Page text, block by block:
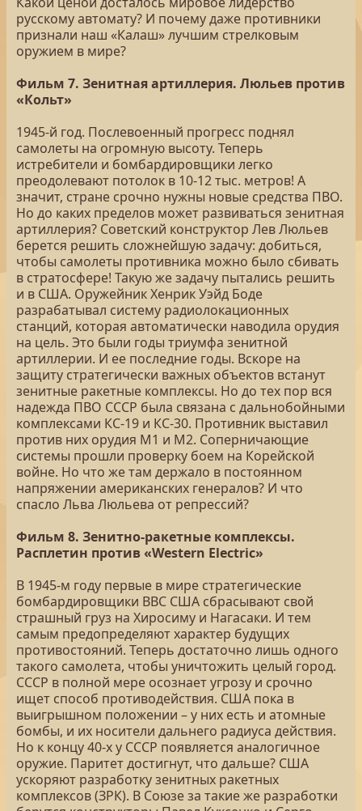
русскому автомату? И почему даже противники
признали наш «Калаш» лучшим стрелковым
оружием в мире?
Фильм 7. Зенитная артиллерия. Люльев против
«Кольт»
1945-й год. Послевоенный прогресс поднял
самолеты на огромную высоту. Теперь
истребители и бомбардировщики легко
преодолевают потолок в 10-12 тыс. метров! А
значит, стране срочно нужны новые средства ПВО.
Но до каких пределов может развиваться зенитная
артиллерия? Советский конструктор Лев Люльев
берется решить сложнейшую задачу: добиться,
чтобы самолеты противника можно было сбивать
в стратосфере! Такую же задачу пытались решить
и в США. Оружейник Хенрик Уэйд Боде
разрабатывал систему радиолокационных
станций, которая автоматически наводила орудия
на цель. Это были годы триумфа зенитной
артиллерии. И ее последние годы. Вскоре на
защиту стратегически важных объектов встанут
зенитные ракетные комплексы. Но до тех пор вся
надежда ПВО СССР была связана с дальнобойными
комплексами КС-19 и КС-30. Противник выставил
против них орудия М1 и М2. Соперничающие
системы прошли проверку боем на Корейской
войне. Но что же там держало в постоянном
напряжении американских генералов? И что
спасло Льва Люльева от репрессий?
Фильм 8. Зенитно-ракетные комплексы.
Расплетин против «Western Electric»
В 1945-м году первые в мире стратегические
бомбардировщики ВВС США сбрасывают свой
страшный груз на Хиросиму и Нагасаки. И тем
самым предопределяют характер будущих
противостояний. Теперь достаточно лишь одного
такого самолета, чтобы уничтожить целый город.
СССР в полной мере осознает угрозу и срочно
ищет способ противодействия. США пока в
выигрышном положении – у них есть и атомные
бомбы, и их носители дальнего радиуса действия.
Но к концу 40-х у СССР появляется аналогичное
оружие. Паритет достигнут, что дальше? США
ускоряют разработку зенитных ракетных
комплексов (ЗРК). В Союзе за такие же разработки